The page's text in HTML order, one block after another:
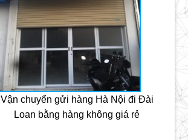
Vận chuyển gửi hàng Hà Nội đi Đài
Loan bằng hàng không giá rẻ